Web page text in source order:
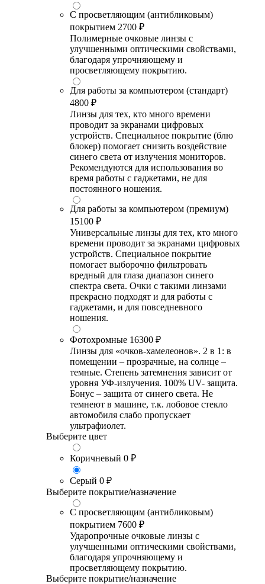
С просветляющим (антибликовым)
покрытием 2700 ₽
Полимерные очковые линзы с
улучшенными оптическими свойствами,
благодаря упрочняющему и
просветляющему покрытию.
Для работы за компьютером (стандарт)
4800 ₽
Линзы для тех, кто много времени
проводит за экранами цифровых
устройств. Специальное покрытие (блю
блокер) помогает снизить воздействие
синего света от излучения мониторов.
Рекомендуются для использования во
время работы с гаджетами, не для
постоянного ношения.
Для работы за компьютером (премиум)
15100 ₽
Универсальные линзы для тех, кто много
времени проводит за экранами цифровых
устройств. Специальное покрытие
помогает выборочно фильтровать
вредный для глаза диапазон синего
спектра света. Очки с такими линзами
прекрасно подходят и для работы с
гаджетами, и для повседневного
ношения.
Фотохромные 16300 ₽
Линзы для «очков-хамелеонов». 2 в 1: в
помещении – прозрачные, на солнце –
темные. Степень затемнения зависит от
уровня УФ-излучения. 100% UV- защита.
Бонус – защита от синего света. Не
темнеют в машине, т.к. лобовое стекло
автомобиля слабо пропускает
ультрафиолет.
Выберите цвет
Коричневый 0 ₽
Серый 0 ₽
Выберите покрытие/назначение
С просветляющим (антибликовым)
покрытием 7600 ₽
Ударопрочные очковые линзы с
улучшенными оптическими свойствами,
благодаря упрочняющему и
просветляющему покрытию.
Выберите покрытие/назначение